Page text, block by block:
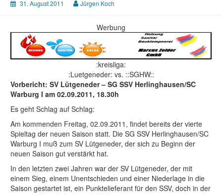
31. August 2011 Jürgen Koch
Werbung
:kreisliga:
:Luetgeneder: vs. ::SGHW::
Vorbericht: SV Lütgeneder – SG SSV Herlinghausen/SC
Warburg I am 02.09.2011, 18.30h
Es geht Schlag auf Schlag:
Am kommenden Freitag, 02.09.2011, findet bereits der vierte
Spieltag der neuen Saison statt. Die SG SSV Herlinghausen/SC
Warburg I muß zum SV Lütgeneder, der sich zu Beginn der
neuen Saison gut verstärkt hat.
In den letzten zwei Jahren war der SV Lütgeneder, der mit
einem Sieg, einem Unentschieden und einer Niederlage in die
Saison gestartet ist, ein Punktelieferant für den SSV, doch in der